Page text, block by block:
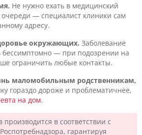
Не нужно ехать в медицинский
очереди — специалист клиники сам
адресу.
окружающих. Заболевание
бессимптомно — при подозрении на
ограничить любые контакты.
маломобильным родственникам,
гораздо дороже и проблематичнее,
на дом.
производится в соответствии с
гарантируя